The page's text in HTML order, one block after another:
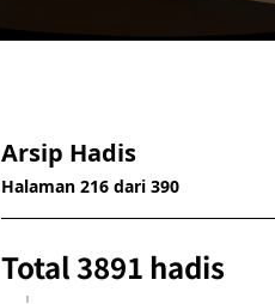
Arsip Hadis
Halaman 216 dari 390
Total 3891 hadis